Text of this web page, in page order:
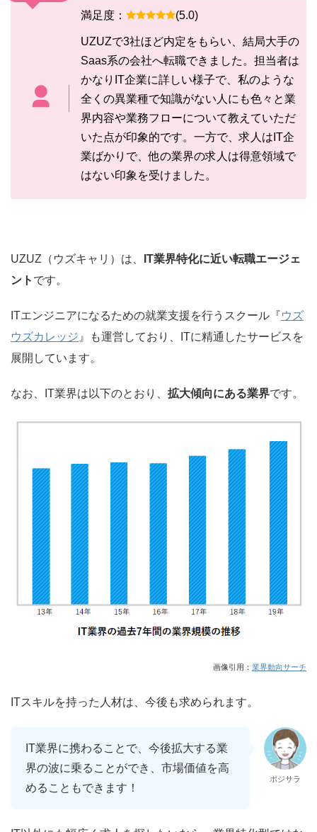
満足度： (5.0)
UZUZで3社ほど内定をもらい、結局大手の
Saas系の会社へ転職できました。担当者は
かなりIT企業に詳しい様子で、私のような
全くの異業種で知識がない人にも色々と業
界内容や業務フローについて教えていただ
いた点が印象的です。一方で、求人はIT企
業ばかりで、他の業界の求人は得意領域で
はない印象を受けました。
UZUZ（ウズキャリ）は、
IT業界特化に近い転職エージェ
ント です。
ITエンジニアになるための就業支援を行うスクール『ウズ
ウズカレッジ 』も運営しており、ITに精通したサービスを
展開しています。
なお、IT業界は以下のとおり、 拡大傾向にある業界です。
画像引用： 業界動向サーチ
ITスキルを持った人材は、今後も求められます。
IT業界に携わることで、今後拡大する業
界の波に乗ることができ、市場価値を高
めることもできます！
ポジサラ